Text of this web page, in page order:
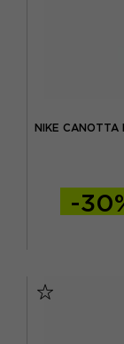
NIKE CANOTTA
-